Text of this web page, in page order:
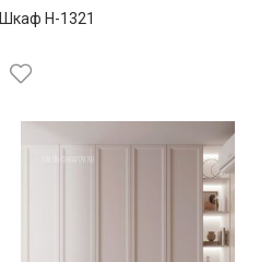
Шкаф Н-1321